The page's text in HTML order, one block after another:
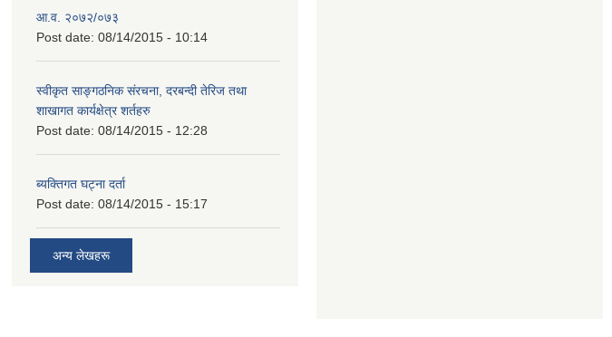
आ.व. २०७२/०७३
Post date: 08/14/2015 - 10:14
स्वीकृत साङ्गठनिक संरचना, दरबन्दी तेरिज तथा
शाखागत कार्यक्षेत्र शर्तहरु
Post date: 08/14/2015 - 12:28
ब्यक्तिगत घट्ना दर्ता
Post date: 08/14/2015 - 15:17
अन्य लेखहरू